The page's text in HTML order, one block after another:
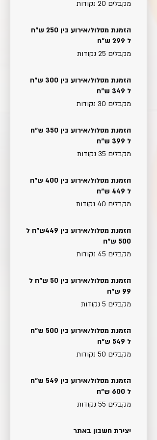
מקבלים 20 ‏נקודות
הזמנת מסלול/אירוע בין 250 ש״ח
ל 299 ש״ח
מקבלים 25 ‏נקודות
הזמנת מסלול/אירוע בין 300 ש״ח
ל 349 ש״ח
מקבלים 30 ‏נקודות
הזמנת מסלול/אירוע בין 350 ש״ח
ל 399 ש״ח
מקבלים 35 ‏נקודות
הזמנת מסלול/אירוע בין 400 ש״ח
ל 449 ש״ח
מקבלים 40 ‏נקודות
הזמנת מסלול/אירוע בין 449ש״ח ל
500 ש״ח
מקבלים 45 ‏נקודות
הזמנת מסלול/אירוע בין 50 ש״ח ל
99 ש״ח
מקבלים 5 ‏נקודות
הזמנת מסלול/אירוע בין 500 ש״ח
ל 549 ש״ח
מקבלים 50 ‏נקודות
הזמנת מסלול/אירוע בין 549 ש״ח
ל 600 ש״ח
מקבלים 55 ‏נקודות
יצירת חשבון באתר